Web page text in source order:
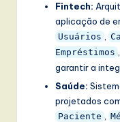
Fintech:
aplicação de
Usuários ,
Empréstimos
garantir a
Saúde:
projetados
Paciente ,